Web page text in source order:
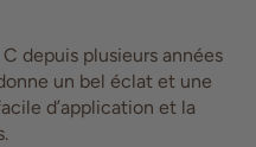
depuis plusieurs années
un bel éclat et une
d’application et la